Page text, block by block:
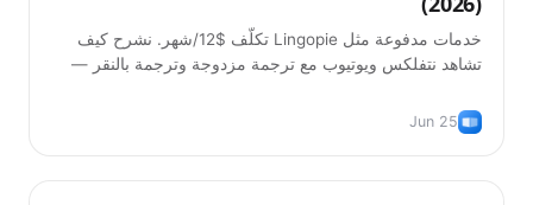
خدمات مدفوعة مثل Lingopie تكلّف $12/شهر. نشرح كيف
تشاهد نتفلكس ويوتيوب مع ترجمة مزدوجة وترجمة بالنقر —
Jun 25